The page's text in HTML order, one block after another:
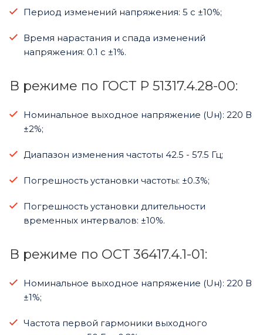
Период изменений напряжения: 5 с ±10%;
Время нарастания и спада изменений
напряжения: 0.1 с ±1%.
В режиме по ГОСТ Р 51317.4.28-00:
Номинальное выходное напряжение (Uн): 220 В
±2%;
Диапазон изменения частоты 42.5 - 57.5 Гц;
Погрешность установки частоты: ±0.3%;
Погрешность установки длительности
временных интервалов: ±10%.
В режиме по ОСТ 36417.4.1-01:
Номинальное выходное напряжение (Uн): 220 В
±1%;
Частота первой гармоники выходного